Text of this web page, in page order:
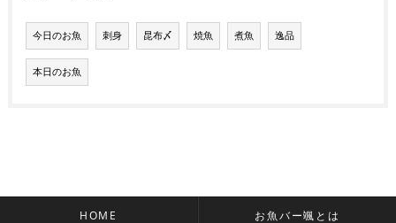
今日のお魚 刺身 昆布〆 焼魚 煮魚 逸品
本日のお魚
HOME お魚バー颯とは